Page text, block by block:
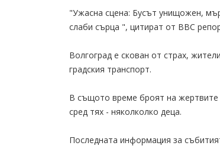
"Ужасна сцена: Бусът унищожен,
слаби сърца ", цитират от BBC
Волгоград е скован от страх,
градския транспорт.
В същото време броят на жертвите
сред тях - няколколко деца.
Последната информация за